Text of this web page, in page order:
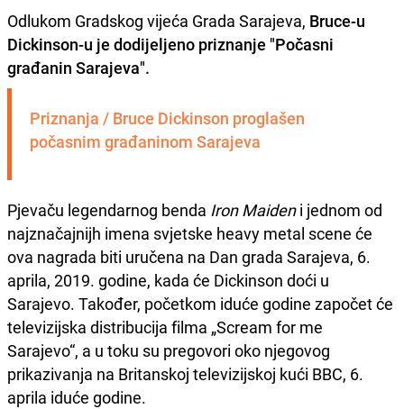
Odlukom Gradskog vijeća Grada Sarajeva, Bruce-u
Dickinson-u je dodijeljeno priznanje "Počasni
građanin Sarajeva".
Priznanja / Bruce Dickinson proglašen
počasnim građaninom Sarajeva
Pjevaču legendarnog benda Iron Maideni jednom od
najznačajnijh imena svjetske heavy metal scene će
ova nagrada biti uručena na Dan grada Sarajeva, 6.
aprila, 2019. godine, kada će Dickinson doći u
Sarajevo. Također, početkom iduće godine započet će
televizijska distribucija filma „Scream for me
Sarajevo“, a u toku su pregovori oko njegovog
prikazivanja na Britanskoj televizijskoj kući BBC, 6.
aprila iduće godine.